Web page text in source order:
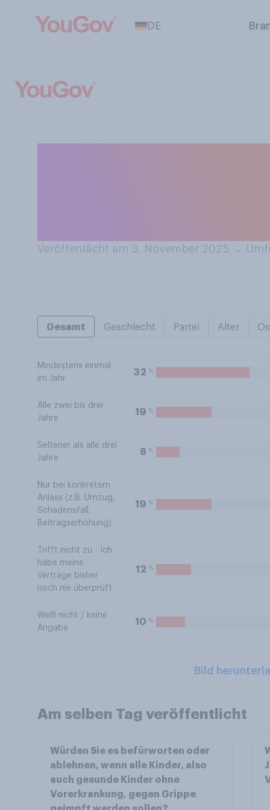
DE
Veröffentlicht am 3. November 2025 →
Gesamt Geschlecht Partei Alter
Mindestens einmal
im Jahr
32 %
Alle zwei bis drei
Jahre
19 %
Seltener als alle drei
Jahre
8 %
Nur bei konkretem
Anlass (z.B. Umzug,
Schadensfall,
Beitragserhöhung)
19 %
Trifft nicht zu - Ich
habe meine
Verträge bisher
noch nie überprüft
12 %
Weiß nicht / keine
Angabe
10 %
Bild
Am selben Tag veröffentlicht
Würden Sie es befürworten oder
ablehnen, wenn alle Kinder, also
auch gesunde Kinder ohne
Vorerkrankung, gegen Grippe